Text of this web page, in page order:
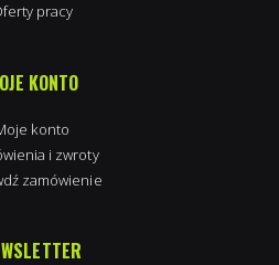
pracy
KONTO
konto
i zwroty
zamówienie